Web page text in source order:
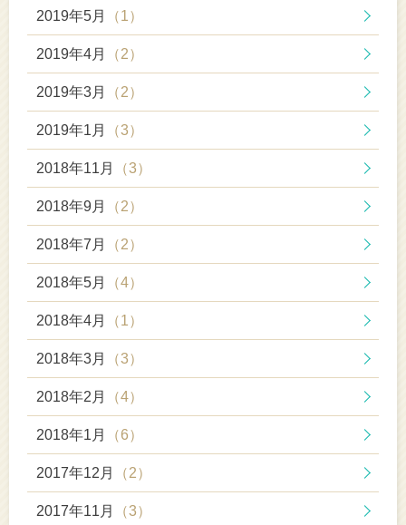
2019年5月 （1）
2019年4月 （2）
2019年3月 （2）
2019年1月 （3）
2018年11月 （3）
2018年9月 （2）
2018年7月 （2）
2018年5月 （4）
2018年4月 （1）
2018年3月 （3）
2018年2月 （4）
2018年1月 （6）
2017年12月 （2）
2017年11月 （3）